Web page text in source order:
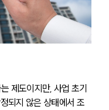
제도이지만, 사업 초기
되지 않은 상태에서 조